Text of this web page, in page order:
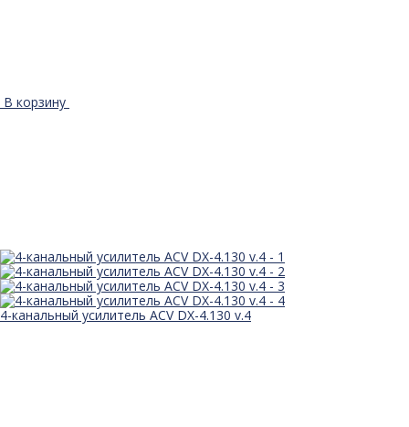
В корзину
4-канальный усилитель ACV DX-4.130 v.4